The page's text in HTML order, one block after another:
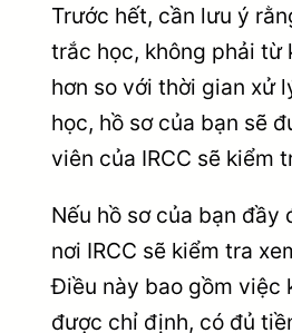
Trước hết, cần lưu ý
trắc học, không phải từ
hơn so với thời gian xử
học, hồ sơ của bạn sẽ
viên của IRCC sẽ kiểm
Nếu hồ sơ của bạn
nơi IRCC sẽ kiểm tra
Điều này bao gồm việc
được chỉ định, có đủ